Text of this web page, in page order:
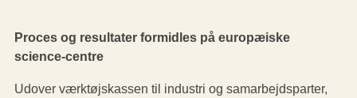
Proces og resultater formidles på europæiske
science-centre
Udover værktøjskassen til industri og samarbejdsparter,